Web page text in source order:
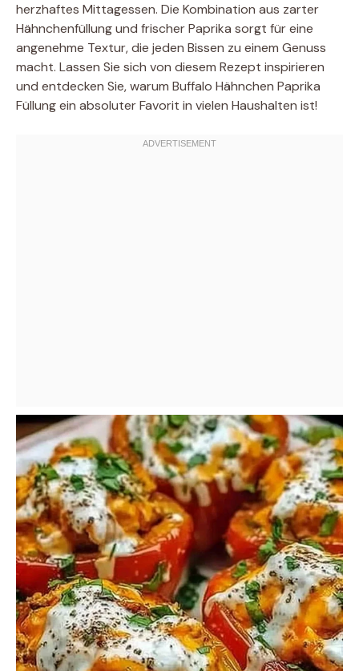
herzhaftes Mittagessen. Die Kombination aus zarter
Hähnchenfüllung und frischer Paprika sorgt für eine
angenehme Textur, die jeden Bissen zu einem Genuss
macht. Lassen Sie sich von diesem Rezept inspirieren
und entdecken Sie, warum Buffalo Hähnchen Paprika
Füllung ein absoluter Favorit in vielen Haushalten ist!